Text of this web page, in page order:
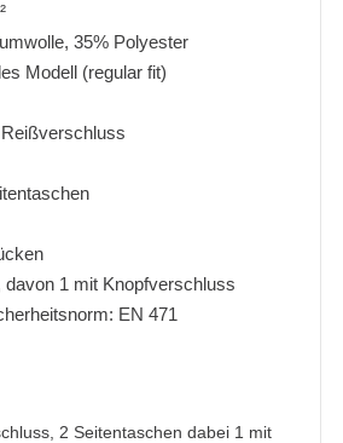
35% Polyester
Modell (regular fit)
1 mit Knopfverschluss
EN 471
2 Seitentaschen dabei 1 mit